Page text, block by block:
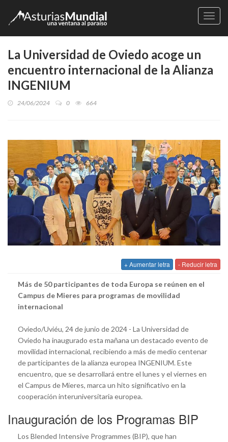
La Universidad de Oviedo acoge un
encuentro internacional de la Alianza
INGENIUM
24/06/2024 0 664
+ Aumentar letra - Reducir letra
Más de 50 participantes de toda Europa se reúnen en el
Campus de Mieres para programas de movilidad
internacional
Oviedo/Uviéu, 24 de junio de 2024 - La Universidad de
Oviedo ha inaugurado esta mañana un destacado evento de
movilidad internacional, recibiendo a más de medio centenar
de participantes de la alianza europea INGENIUM. Este
encuentro, que se desarrollará entre el lunes y el viernes en
el Campus de Mieres, marca un hito significativo en la
cooperación interuniversitaria europea.
Inauguración de los Programas BIP
Los Blended Intensive Programmes (BIP), que han